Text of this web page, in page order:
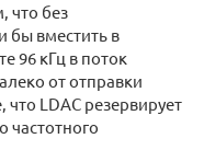
что без
бы вместить в
96 кГц в поток
от отправки
LDAC резервирует
частотного